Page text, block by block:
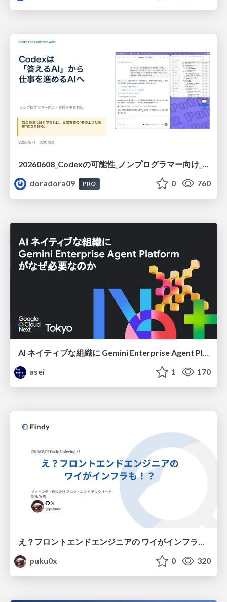
20260608_Codexの可能性_ノンプログラマー向け_大城追記
doradora09
PRO 0 760
AI ネイティブな組織に Gemini Enterprise Agent Platform がなぜ必要なのか
asei
1 170
puku0x
0 320